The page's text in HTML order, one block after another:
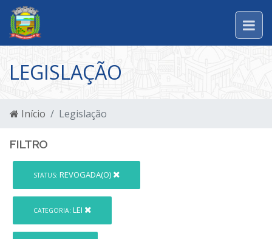
LEGISLAÇÃO
Início Legislação
FILTRO
STATUS: REVOGADA(O)
CATEGORIA: LEI